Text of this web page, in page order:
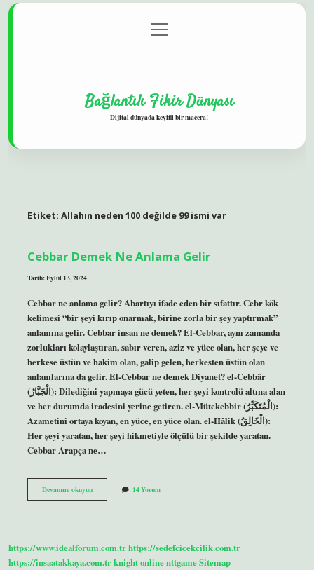
Gizlilik Politikası
menüyü
aç
Bağlantılı Fikir Dünyası
Dijital dünyada keyifli bir macera!
Etiket: Allahın neden 100 değilde 99 ismi var
Cebbar Demek Ne Anlama Gelir
Tarih: Eylül 13, 2024
Cebbar ne anlama gelir? Abartıyı ifade eden bir sıfattır. Cebr kök
kelimesi “bir şeyi kırıp onarmak, birine zorla bir şey yaptırmak”
anlamına gelir. Cebbar insan ne demek? El-Cebbar, aynı zamanda
zorlukları kolaylaştıran, sabır veren, aziz ve yüce olan, her şeye ve
herkese üstün ve hakim olan, galip gelen, herkesten üstün olan
anlamlarına da gelir. El-Cebbar ne demek Diyanet? el-Cebbâr
(الْجَبَّارُ): Dilediğini yapmaya gücü yeten, her şeyi kontrolü altına alan
ve her durumda iradesini yerine getiren. el-Mütekebbir (الْمُتَكَبِّرُ):
Azametini ortaya koyan, en yüce, en yüce olan. el-Hâlik (الْخَالِقُ):
Her şeyi yaratan, her şeyi hikmetiyle ölçülü bir şekilde yaratan.
Cebbar Arapça ne…
Devamını okuyunCebbar
Demek
14 Yorum
https://www.idealforum.com.trhttps://sedefcicekcilik.com.tr
https://insaatakkaya.com.trknight onlinenttgameSitemap